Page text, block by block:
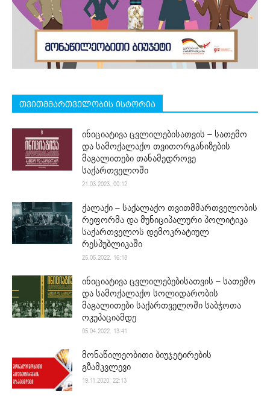
თვითმმართველობის ისტორია
ინიციატივა ცვლილებისათვის – სათემო
და სამოქალაქო თვითორგანიზების
მაგალითები თანამედროვე
საქართველოში
21.03.2023. 00:12
ქალაქი – საქალაქო თვითმმართველობის
რეფორმა და მუნიციპალური პოლიტიკა
საქართველოს დემოკრატიულ
რესპუბლიკაში
25.05.2022. 16:18
ინიციატივა ცვლილებებისათვის – სათემო
და სამოქალაქო სოლიდარობის
მაგალითები საქართველოში საბჭოთა
ოკუპაციამდე
05.04.2022. 13:41
მონაწილეობითი ბიუჯეტირების
გზამკვლევი
19.11.2020. 22:13